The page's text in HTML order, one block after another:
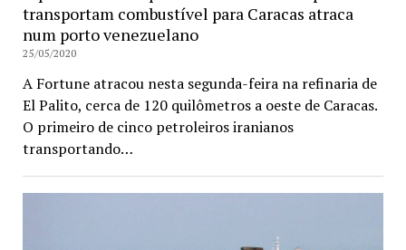
transportam combustível para Caracas atraca
num porto venezuelano
25/05/2020
A Fortune atracou nesta segunda-feira na refinaria de
El Palito, cerca de 120 quilômetros a oeste de Caracas.
O primeiro de cinco petroleiros iranianos
transportando…